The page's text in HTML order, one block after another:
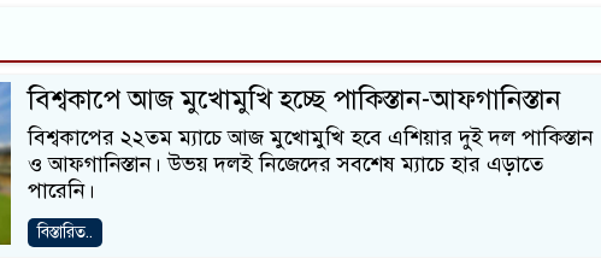
বিশ্বকাপে আজ মুখোমুখি হচ্ছে পাকিস্তান-আফগানিস্তান
বিশ্বকাপের ২২তম ম্যাচে আজ মুখোমুখি হবে এশিয়ার দুই দল পাকিস্তান
ও আফগানিস্তান। উভয় দলই নিজেদের সবশেষ ম্যাচে হার এড়াতে
পারেনি।
বিস্তারিত..